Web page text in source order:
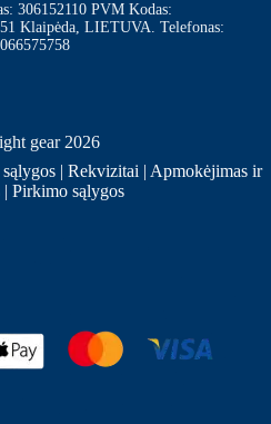
306152110 PVM Kodas:
Klaipėda, LIETUVA. Telefonas:
gear 2026
| Rekvizitai | Apmokėjimas ir
| Pirkimo sąlygos